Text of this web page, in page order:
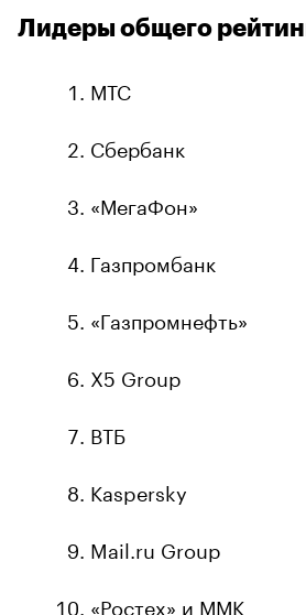
Лидеры общего
МТС
Сбербанк
«МегаФон»
Газпромбанк
«Газпромнефть»
Х5 Group
ВТБ
Kaspersky
Mail.ru Group
«Ростех» и ММК